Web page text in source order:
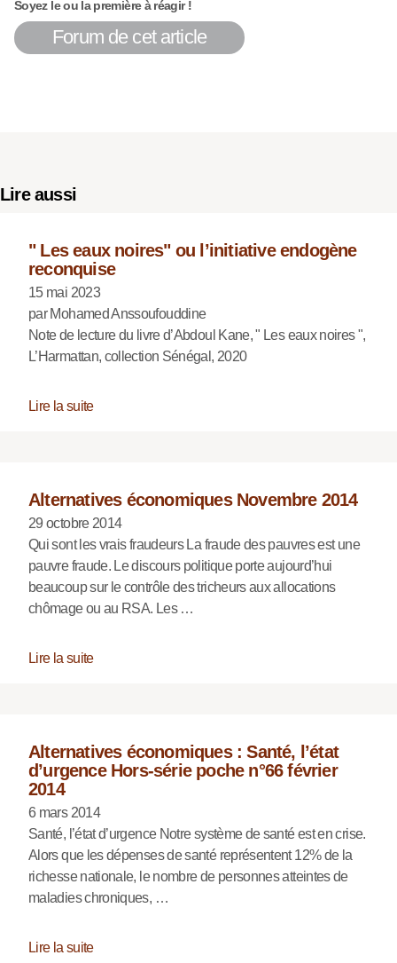
Soyez le ou la première à réagir !
Forum de cet article
Lire aussi
" Les eaux noires" ou l’initiative endogène
reconquise
15 mai 2023
par Mohamed Anssoufouddine
Note de lecture du livre d’Abdoul Kane, " Les eaux noires ",
L’Harmattan, collection Sénégal, 2020
Lire la suite
Alternatives économiques Novembre 2014
29 octobre 2014
Qui sont les vrais fraudeurs La fraude des pauvres est une
pauvre fraude. Le discours politique porte aujourd’hui
beaucoup sur le contrôle des tricheurs aux allocations
chômage ou au RSA. Les …
Lire la suite
Alternatives économiques : Santé, l’état
d’urgence Hors-série poche n°66 février
2014
6 mars 2014
Santé, l’état d’urgence Notre système de santé est en crise.
Alors que les dépenses de santé représentent 12% de la
richesse nationale, le nombre de personnes atteintes de
maladies chroniques, …
Lire la suite